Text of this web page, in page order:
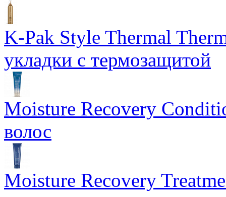
K-Pak Style Thermal
укладки с термозащитой
Moisture Recovery
волос
Moisture Recovery